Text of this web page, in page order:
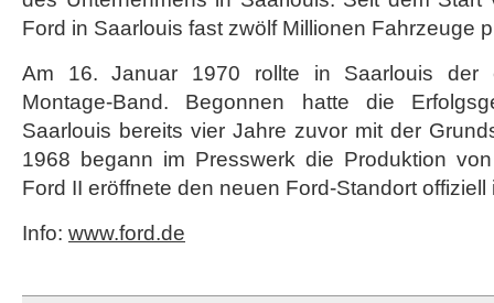
Ford in Saarlouis fast zwölf Millionen Fahrzeuge
Am 16. Januar 1970 rollte in Saarlouis der
Montage-Band. Begonnen hatte die
Saarlouis bereits vier Jahre zuvor mit der
1968 begann im Presswerk die Produktion
Ford II eröffnete den neuen Ford-Standort offiziell
Info: www.ford.de